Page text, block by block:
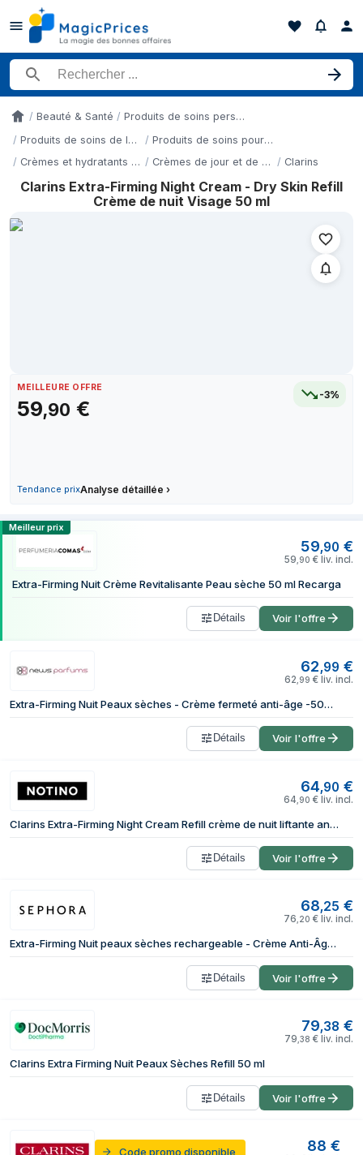
Rechercher un produit
AccueilBeauté & Santé
Produits de soins personnels
Produits de soins de la peau
Produits de soins pour le visage
Crèmes et hydratants pour le visage
Crèmes de jour et de nuit Clarins
Clarins Extra-Firming Night Cream - Dry Skin Refill
Crème de nuit Visage 50 ml
MEILLEURE OFFRE
59,90 €
-3%
Tendance prixAnalyse détaillée ›
Historique des prix de Clarins Extra-Firming Night Cream -
Date
7 mai 2026
10 mai 2026
10 mai 2026
11 mai 2026
12 mai 2026
12 mai 2026
1 juillet 2026
29 juillet 2026
Comparer les prix de Clarins Extra-
Meilleur prix
59,90 €
59 90 € liv. incl.
Extra-Firming Nuit Crème Revitalisante Peau sèche 50 ml Recarga
Détails Voir l'offre
62,99 €
62 99 € liv. incl.
Extra-Firming Nuit Peaux sèches - Crème fermeté anti-âge -50ml CLARINS
Détails Voir l'offre
64,90 €
64, 90 € liv. incl.
Clarins Extra-Firming Night Cream Refill crème de nuit liftante anti-rides pour peaux sèches refill 50 ml
Détails Voir l'offre
68,25 €
76 20 € liv. incl.
Extra-Firming Nuit peaux sèches rechargeable - Crème Anti-Âge Collagène fermeté
Détails Voir l'offre
79,38 €
79 38 € liv. incl.
Clarins Extra Firming Nuit Peaux Sèches Refill 50 ml
Détails Voir l'offre
Code promo disponible 88 €